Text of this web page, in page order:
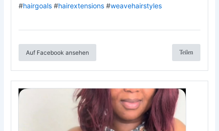
#hairgoals #hairextensions #weavehairstyles
Auf Facebook ansehen Teilen